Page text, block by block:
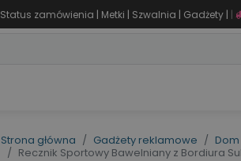
Status zamówienia | Metki | Szwalnia | Gadżety | |
Strona główna Gadżety reklamowe
Recznik Sportowy Bawelniany z Bordiura